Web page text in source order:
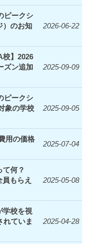
ピークシ
）のお知
2026-06-22
校】2026
ズン追加
2025-09-09
ピークシ
象の学校
2025-09-05
用の価格
2025-07-04
何？
もらえ
2025-05-08
学校を視
れていま
2025-04-28